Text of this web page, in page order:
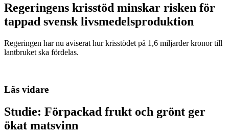
Regeringens krisstöd minskar risken för
tappad svensk livsmedelsproduktion
Regeringen har nu aviserat hur krisstödet på 1,6 miljarder kronor till
lantbruket ska fördelas.
Läs vidare
Studie: Förpackad frukt och grönt ger
ökat matsvinn